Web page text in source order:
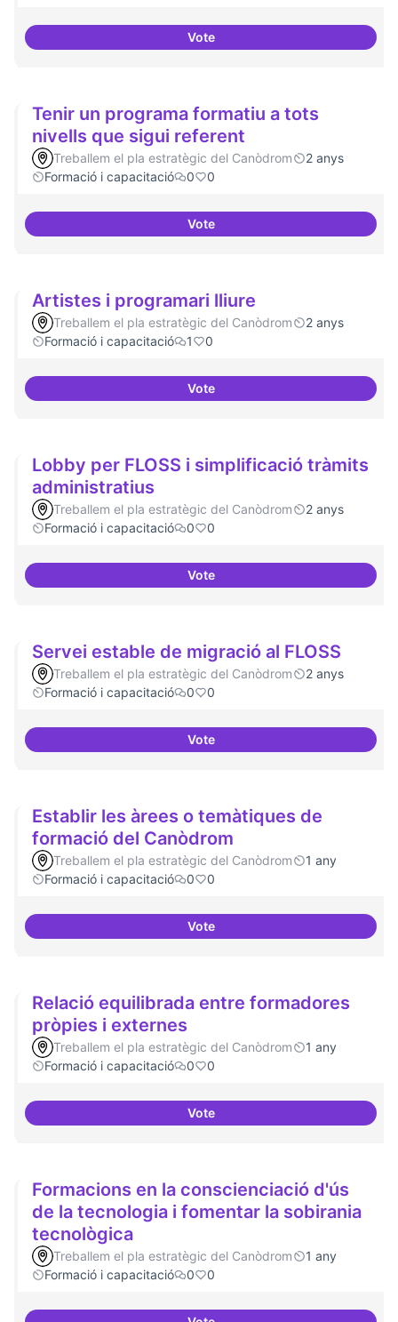
VoteCursos de podcast i twitch
Tenir un programa formatiu a tots
nivells que sigui referent
Treballem el pla estratègic del Canòdrom
2 anys
Formació i capacitació
0 0
VoteTenir un programa formatiu a
Artistes i programari lliure
Treballem el pla estratègic del Canòdrom
2 anys
Formació i capacitació
1 0
VoteArtistes i programari lliure
Lobby per FLOSS i simplificació tràmits
administratius
Treballem el pla estratègic del Canòdrom
2 anys
Formació i capacitació
0 0
VoteLobby per FLOSS i
Servei estable de migració al FLOSS
Treballem el pla estratègic del Canòdrom
2 anys
Formació i capacitació
0 0
VoteServei estable de migració al
Establir les àrees o temàtiques de
formació del Canòdrom
Treballem el pla estratègic del Canòdrom
1 any
Formació i capacitació
0 0
VoteEstablir les àrees o temàtiques
Relació equilibrada entre formadores
pròpies i externes
Treballem el pla estratègic del Canòdrom
1 any
Formació i capacitació
0 0
VoteRelació equilibrada entre
Formacions en la conscienciació d'ús
de la tecnologia i fomentar la sobirania
tecnològica
Treballem el pla estratègic del Canòdrom
1 any
Formació i capacitació
0 0